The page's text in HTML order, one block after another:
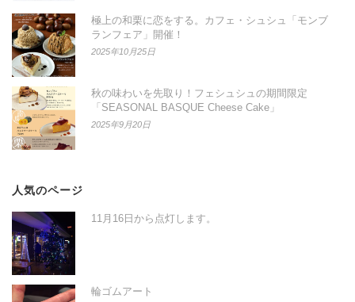
極上の和栗に恋をする。カフェ・シュシュ「モンブ
ランフェア」開催！
2025年10月25日
秋の味わいを先取り！フェシュシュの期間限定
「SEASONAL BASQUE Cheese Cake」
2025年9月20日
人気のページ
11月16日から点灯します。
輪ゴムアート